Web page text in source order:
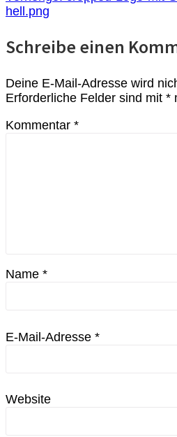
hell.png
Schreibe einen
Deine E-Mail-Adresse wird
Erforderliche Felder sind mit *
Kommentar *
Name *
E-Mail-Adresse *
Website